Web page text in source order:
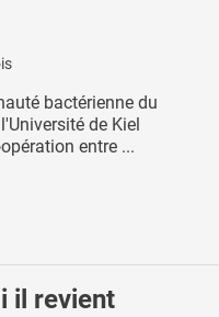
bactérienne du
de Kiel
entre ...
il revient